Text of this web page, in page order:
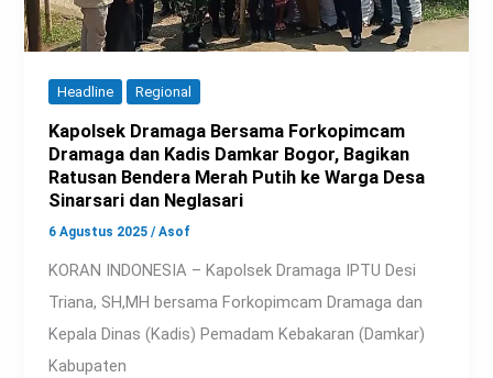
Headline Regional
Kapolsek Dramaga Bersama Forkopimcam
Dramaga dan Kadis Damkar Bogor, Bagikan
Ratusan Bendera Merah Putih ke Warga Desa
Sinarsari dan Neglasari
6 Agustus 2025/Asof
KORAN INDONESIA – Kapolsek Dramaga IPTU Desi
Triana, SH,MH bersama Forkopimcam Dramaga dan
Kepala Dinas (Kadis) Pemadam Kebakaran (Damkar)
Kabupaten